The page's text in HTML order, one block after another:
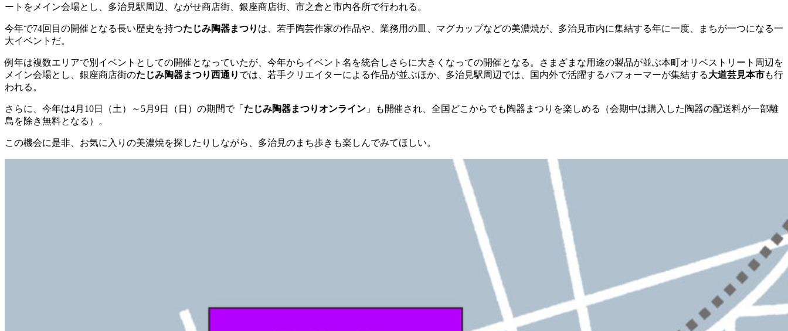
ートをメイン会場とし、多治見駅周辺、ながせ商店街、銀座商店街、市之倉と市内各所で行われる。
今年で74回目の開催となる長い歴史を持つたじみ陶器まつり は、若手陶芸作家の作品や、業務用の皿、マグカップなどの美濃焼が、多治見市内に集結する年に一度、まちが一つになる一
大イベントだ。
例年は複数エリアで別イベントとしての開催となっていたが、今年からイベント名を統合しさらに大きくなっての開催となる。さまざまな用途の製品が並ぶ本町オリベストリート周辺を
メイン会場とし、銀座商店街のたじみ陶器まつり西通り では、若手クリエイターによる作品が並ぶほか、多治見駅周辺では、国内外で活躍するパフォーマーが集結する大道芸見本市も行
われる。
さらに、今年は4月10日（土）～5月9日（日）の期間で「 たじみ陶器まつりオンライン 」も開催され、全国どこからでも陶器まつりを楽しめる（会期中は購入した陶器の配送料が一部離
島を除き無料となる）。
この機会に是非、お気に入りの美濃焼を探したりしながら、多治見のまち歩きも楽しんでみてほしい。